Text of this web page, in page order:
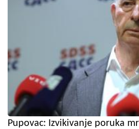
Pupovac: Izvikivanje poruka